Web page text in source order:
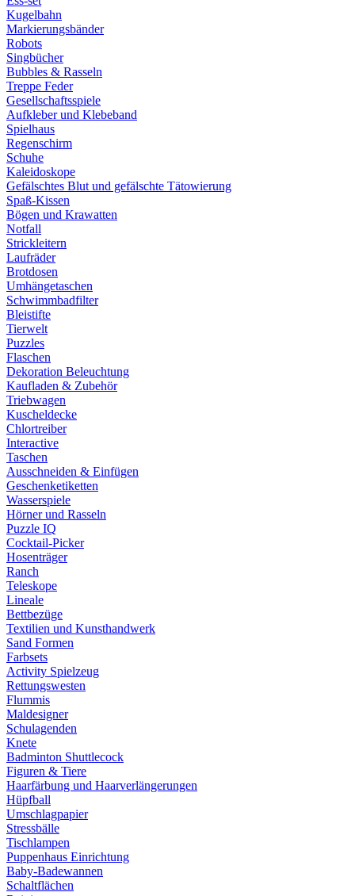
Kugelbahn
Markierungsbänder
Robots
Singbücher
Bubbles & Rasseln
Treppe Feder
Gesellschaftsspiele
Aufkleber und Klebeband
Spielhaus
Regenschirm
Schuhe
Kaleidoskope
Gefälschtes Blut und gefälschte Tätowierung
Spaß-Kissen
Bögen und Krawatten
Notfall
Strickleitern
Laufräder
Brotdosen
Umhängetaschen
Schwimmbadfilter
Bleistifte
Tierwelt
Puzzles
Flaschen
Dekoration Beleuchtung
Kaufladen & Zubehör
Triebwagen
Kuscheldecke
Chlortreiber
Interactive
Taschen
Ausschneiden & Einfügen
Geschenketiketten
Wasserspiele
Hörner und Rasseln
Puzzle IQ
Cocktail-Picker
Hosenträger
Ranch
Teleskope
Lineale
Bettbezüge
Textilien und Kunsthandwerk
Sand Formen
Farbsets
Activity Spielzeug
Rettungswesten
Flummis
Maldesigner
Schulagenden
Knete
Badminton Shuttlecock
Figuren & Tiere
Haarfärbung und Haarverlängerungen
Hüpfball
Umschlagpapier
Stressbälle
Tischlampen
Puppenhaus Einrichtung
Baby-Badewannen
Schaltflächen